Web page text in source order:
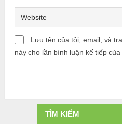
Lưu tên của tôi, email, và
này cho lần bình luận kế tiếp của
TÌM KIẾM